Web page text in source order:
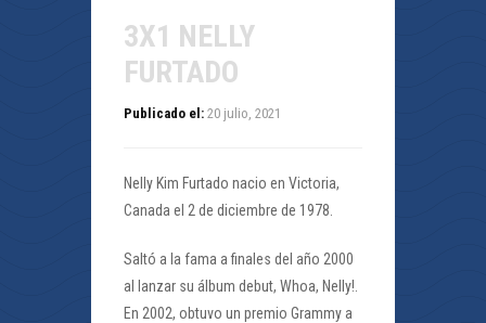
3X1 NELLY
FURTADO
Publicado el: 20 julio, 2021
Nelly Kim Furtado nacio en Victoria,
Canada el 2 de diciembre de 1978.
Saltó a la fama a finales del año 2000
al lanzar su álbum debut, Whoa, Nelly!.
En 2002, obtuvo un premio Grammy a